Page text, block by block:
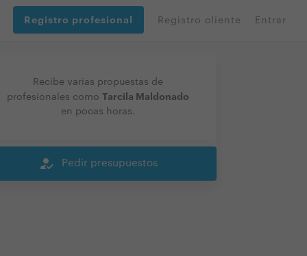
Registro profesional Registro cliente Entrar
Recibe varias propuestas de
profesionales como Tarcila Maldonado
en pocas horas.
how_to_reg Pedir presupuestos